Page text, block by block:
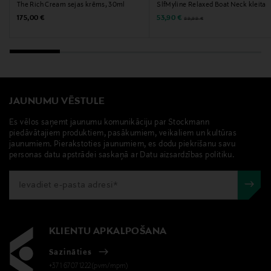
The Rich Cream sejas krēms, 30ml
Original Price
175,00 €
SlfMyline Relaxed Boat Neck kleita
Discounted Price
53,90 € Original Price
89,99 €
JAUNUMU VĒSTULE
Es vēlos saņemt jaunumu komunikāciju par Stockmann
piedāvātajiem produktiem, pasākumiem, veikaliem un kultūras
jaunumiem. Pierakstoties jaunumiem, es dodu piekrišanu savu
personas datu apstrādei saskaņā ar Datu aizsardzības politiku.
KLIENTU APKALPOŠANA
Sazināties
+371 67071222(pvm/mpm)